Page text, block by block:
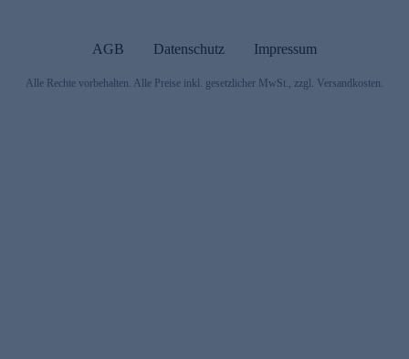
AGB Datenschutz Impressum
Alle Rechte vorbehalten. Alle Preise inkl. gesetzlicher MwSt., zzgl. Versandkosten.